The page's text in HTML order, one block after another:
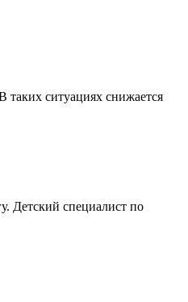
таких ситуациях снижается
Детский специалист по